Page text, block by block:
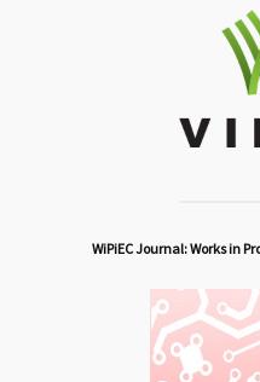
WiPiEC Journal: Works in